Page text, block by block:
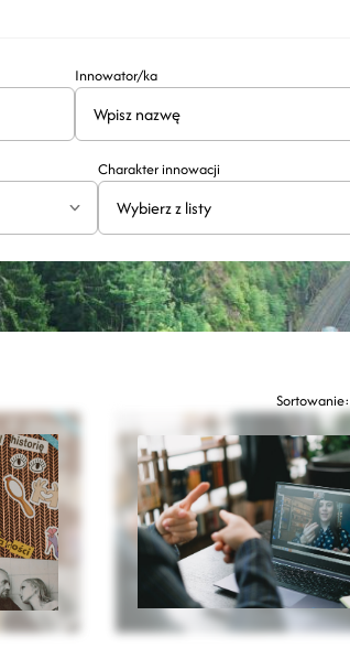
Innowator/ka
Charakter innowacji
Wybierz z listy
Sortowanie: